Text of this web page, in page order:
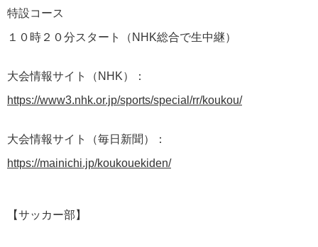
特設コース
１０時２０分スタート（NHK総合で生中継）
大会情報サイト（NHK）：
https://www3.nhk.or.jp/sports/special/rr/koukou/
大会情報サイト（毎日新聞）：
https://mainichi.jp/koukouekiden/
【サッカー部】